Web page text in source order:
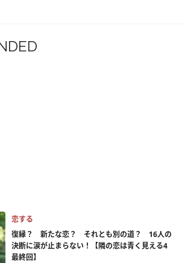
恋する
復縁？ 新たな恋？ それとも別の道？ 16人の
決断に涙が止まらない！【隣の恋は青く見える4
最終回】